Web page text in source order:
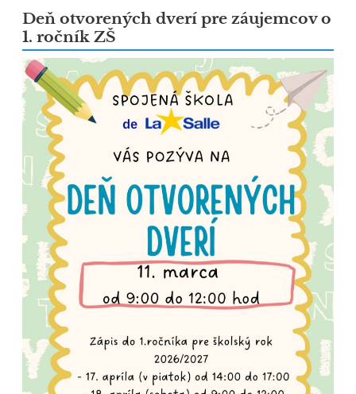
Deň otvorených dverí pre záujemcov o
1. ročník ZŠ